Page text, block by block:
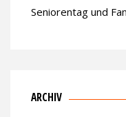
Seniorentag und
ARCHIV